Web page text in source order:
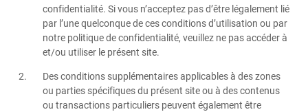
confidentialité. Si vous n’acceptez pas d’être légalement lié
par l’une quelconque de ces conditions d’utilisation ou par
notre politique de confidentialité, veuillez ne pas accéder à
et/ou utiliser le présent site.
Des conditions supplémentaires applicables à des zones
ou parties spécifiques du présent site ou à des contenus
ou transactions particuliers peuvent également être